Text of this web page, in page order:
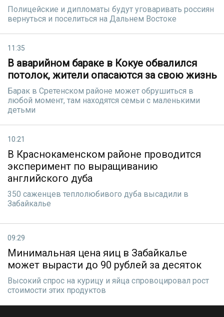
Полицейские и дипломаты будут уговаривать россиян
вернуться и поселиться на Дальнем Востоке
11:35
В аварийном бараке в Кокуе обвалился
потолок, жители опасаются за свою жизнь
Барак в Сретенском районе может обрушиться в
любой момент, там находятся семьи с маленькими
детьми
10:21
В Краснокаменском районе проводится
эксперимент по выращиванию
английского дуба
350 саженцев теплолюбивого дуба высадили в
Забайкалье
09:29
Минимальная цена яиц в Забайкалье
может вырасти до 90 рублей за десяток
Высокий спрос на курицу и яйца спровоцировал рост
стоимости этих продуктов